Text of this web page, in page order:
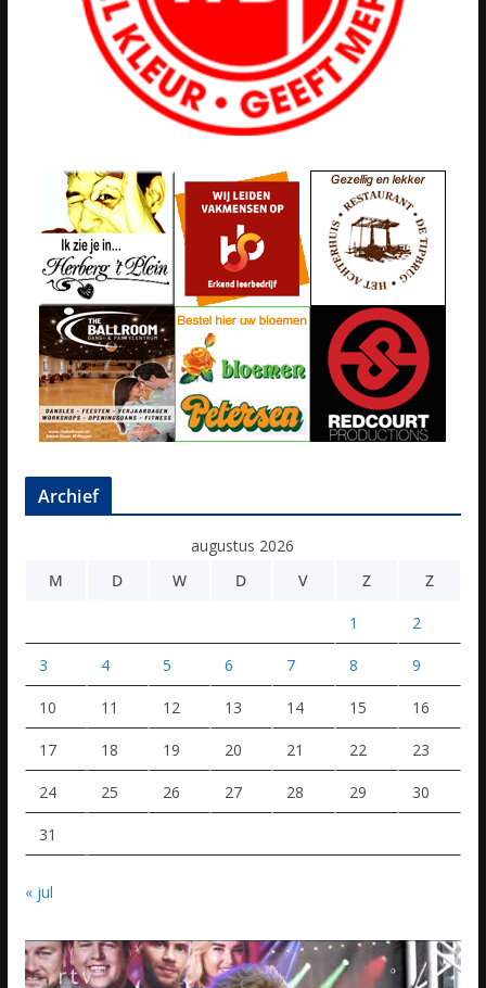
Archief
augustus 2026
M
D W D V Z Z
1 2
3 4 5 6 7 8 9
10 11 12 13 14 15 16
17 18 19 20 21 22 23
24 25 26 27 28 29 30
31
« jul